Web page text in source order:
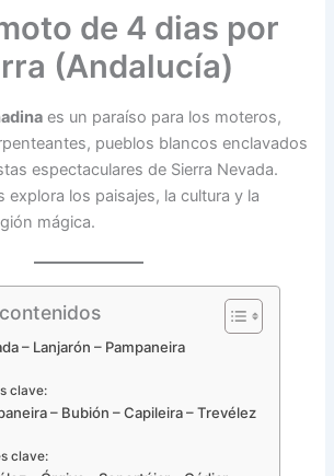
de 4 dias por
(Andalucía)
es un paraíso para los moteros,
pueblos blancos enclavados
espectaculares de Sierra Nevada.
explora los paisajes, la cultura y la
mágica.
– Lanjarón – Pampaneira
clave:
– Bubión – Capileira – Trevélez
clave: